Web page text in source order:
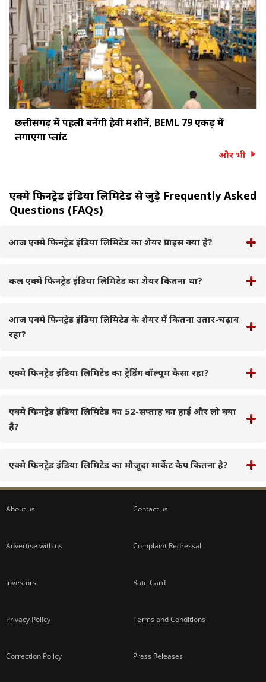
छत्तीसगढ़ में पहली बनेंगी हेवी मशीनें, BEML 79 एकड़ में
लगाएगा प्लांट
और भी
एक्मे फिनट्रेड इंडिया लिमिटेड से जुड़े Frequently Asked
Questions (FAQs)
आज एक्मे फिनट्रेड इंडिया लिमिटेड का शेयर प्राइस क्या है?
कल एक्मे फिनट्रेड इंडिया लिमिटेड का शेयर कितना था?
आज एक्मे फिनट्रेड इंडिया लिमिटेड के शेयर में कितना उतार-चढ़ाव
रहा?
एक्मे फिनट्रेड इंडिया लिमिटेड का ट्रेडिंग वॉल्यूम कैसा रहा?
एक्मे फिनट्रेड इंडिया लिमिटेड का 52-सप्ताह का हाई और लो क्या
है?
एक्मे फिनट्रेड इंडिया लिमिटेड का मौजूदा मार्केट कैप कितना है?
About us Contact us
Advertise with us Complaint Redressal
Investors Rate Card
Privacy Policy Terms and Conditions
Correction Policy Press Releases